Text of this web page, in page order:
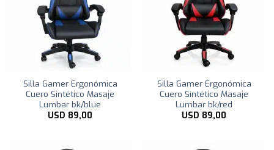
Silla Gamer Ergonómica
Cuero Sintético Masaje
Lumbar bk/blue
USD 89,00
Silla Gamer Ergonómica
Cuero Sintético Masaje
Lumbar bk/red
USD 89,00